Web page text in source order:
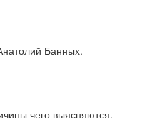
Банных.
чего выясняются.